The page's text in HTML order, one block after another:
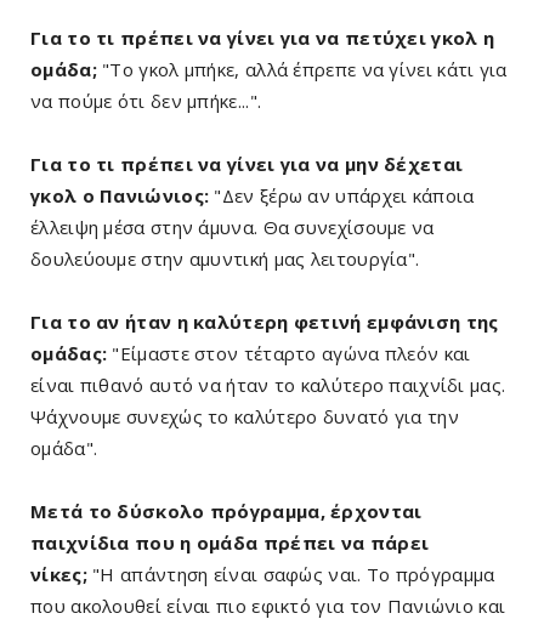
Για το τι πρέπει να γίνει για να πετύχει γκολ η
ομάδα; "Το γκολ μπήκε, αλλά έπρεπε να γίνει κάτι για
να πούμε ότι δεν μπήκε...".
Για το τι πρέπει να γίνει για να μην δέχεται
γκολ ο Πανιώνιος: "Δεν ξέρω αν υπάρχει κάποια
έλλειψη μέσα στην άμυνα. Θα συνεχίσουμε να
δουλεύουμε στην αμυντική μας λειτουργία".
Για το αν ήταν η καλύτερη φετινή εμφάνιση της
ομάδας: "Είμαστε στον τέταρτο αγώνα πλεόν και
είναι πιθανό αυτό να ήταν το καλύτερο παιχνίδι μας.
Ψάχνουμε συνεχώς το καλύτερο δυνατό για την
ομάδα".
Μετά το δύσκολο πρόγραμμα, έρχονται
παιχνίδια που η ομάδα πρέπει να πάρει
νίκες; "Η απάντηση είναι σαφώς ναι. Το πρόγραμμα
που ακολουθεί είναι πιο εφικτό για τον Πανιώνιο και